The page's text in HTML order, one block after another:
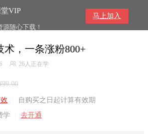
VIP
源随心下载！
马上加入
术，一条涨粉800+
 26人正在学
自购买之日起计算有效期
学 去开通